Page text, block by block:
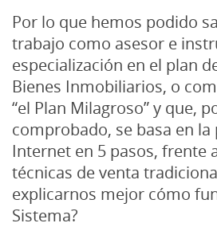
Por lo que hemos podido
trabajo como asesor e
especialización en el plan
Bienes Inmobiliarios, o
“el Plan Milagroso” y que,
comprobado, se basa en
Internet en 5 pasos, frente
técnicas de venta
explicarnos mejor cómo
Sistema?